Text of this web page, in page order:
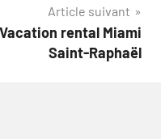
Article suivant
rental Miami
Saint-Raphaël